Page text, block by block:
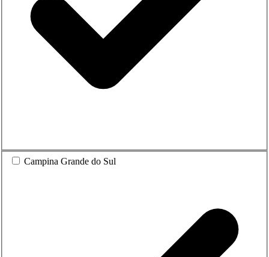
Campina Grande do Sul